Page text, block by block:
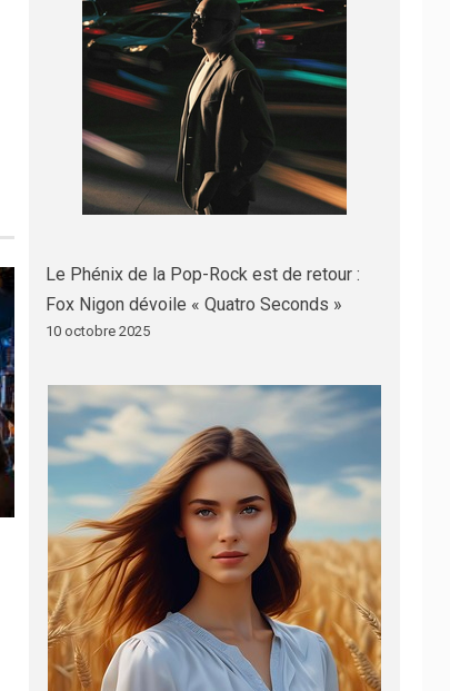
Le Phénix de la Pop-Rock est de retour :
Fox Nigon dévoile « Quatro Seconds »
10 octobre 2025